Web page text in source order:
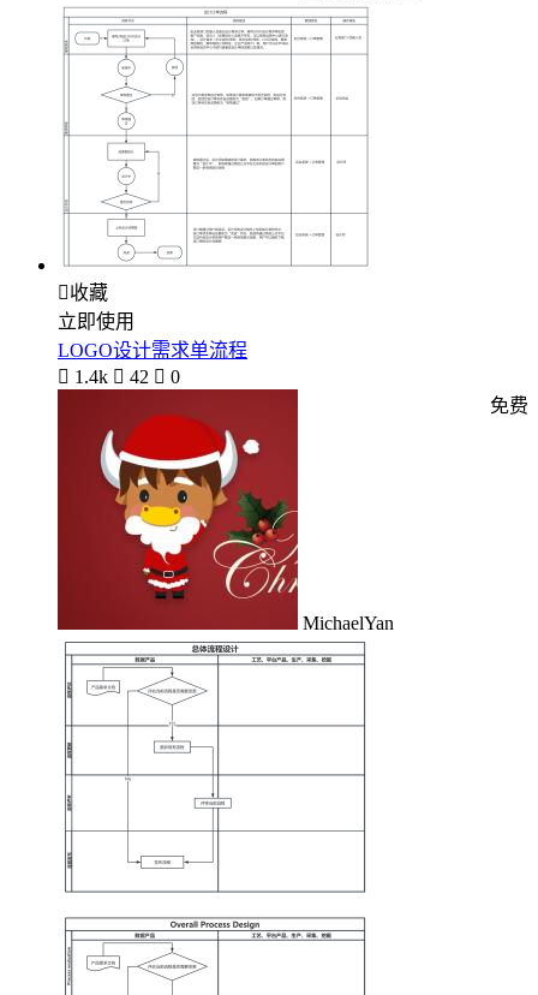
收藏
立即使用
LOGO设计需求单流程
 1.4k  42  0
MichaelYan
免费